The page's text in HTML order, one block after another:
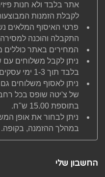
אתר בלבד ולא חנות
לקבלת הזמנות
פרטי האיסוף המלאים
התקבלה והוכנה
המחירים באתר כוללים
בלבד תוך 1-3 ימי עסקים.
בתוספת 15.00 ש"ח.
ניתן לבחור את אופן
במהלך ההזמנה, בקופה.
החשבון שלי